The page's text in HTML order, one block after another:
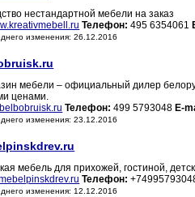
нестандартной мебели на заказ
Телефон: 495 6354061
изменения: 26.12.2016
мебели – официальный дилер
ценами.
Телефон: 499 5793048 E-
изменения: 23.12.2016
мебель для прихожей, гостиной,
Телефон:
изменения: 12.12.2016